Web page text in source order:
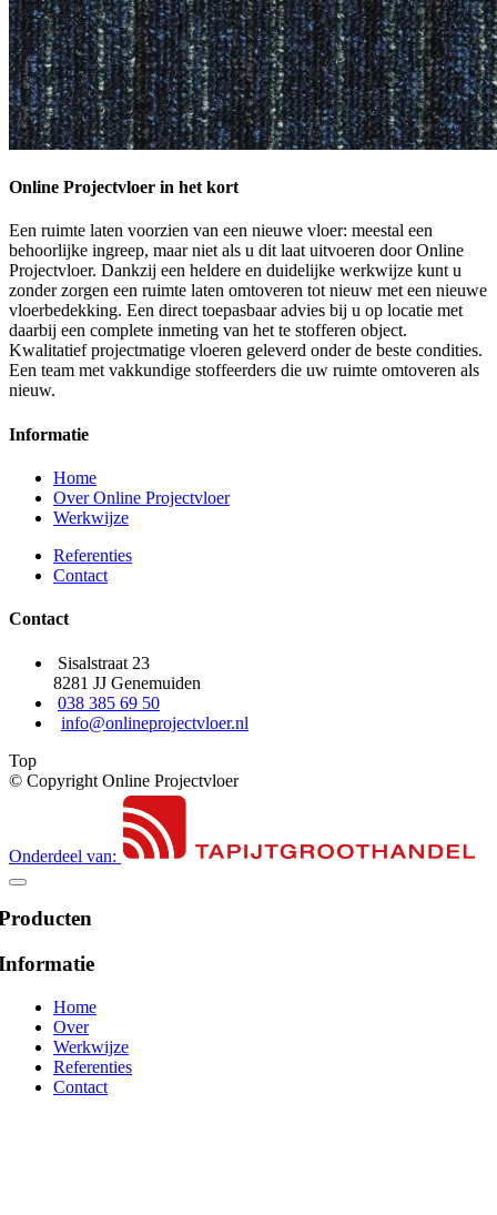
Online Projectvloer in het kort
Een ruimte laten voorzien van een nieuwe vloer: meestal een
behoorlijke ingreep, maar niet als u dit laat uitvoeren door Online
Projectvloer. Dankzij een heldere en duidelijke werkwijze kunt u
zonder zorgen een ruimte laten omtoveren tot nieuw met een nieuwe
vloerbedekking. Een direct toepasbaar advies bij u op locatie met
daarbij een complete inmeting van het te stofferen object.
Kwalitatief projectmatige vloeren geleverd onder de beste condities.
Een team met vakkundige stoffeerders die uw ruimte omtoveren als
nieuw.
Informatie
Home
Over Online Projectvloer
Werkwijze
Referenties
Contact
Contact
Sisalstraat 23
8281 JJ Genemuiden
038 385 69 50
info@onlineprojectvloer.nl
Top
© Copyright Online Projectvloer
Onderdeel van:
Home
Over
Werkwijze
Referenties
Contact